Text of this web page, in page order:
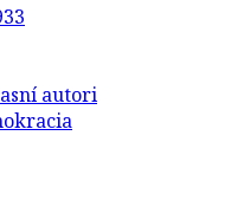
autori